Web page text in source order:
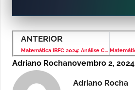
ANTERIOR
Matemática IBFC 2024: Análise Combinatória – Questão Comentada
Adriano Rochanovembro 2, 2024
Adriano Rocha